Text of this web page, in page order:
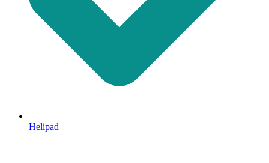
Helipad